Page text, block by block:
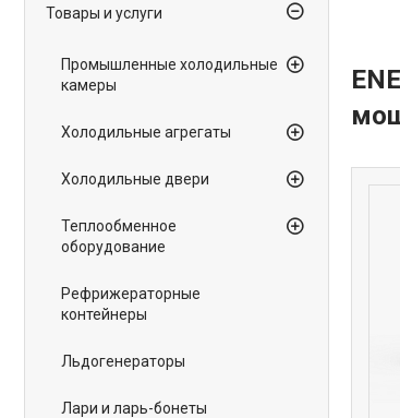
Товары и услуги
Промышленные холодильные
камеры
Холодильные агрегаты
Холодильные двери
Теплообменное
оборудование
Рефрижераторные
контейнеры
Льдогенераторы
Лари и ларь-бонеты